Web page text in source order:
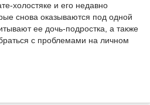
холостяке и его недавно
снова оказываются под одной
ее дочь-подростка, а также
с проблемами на личном